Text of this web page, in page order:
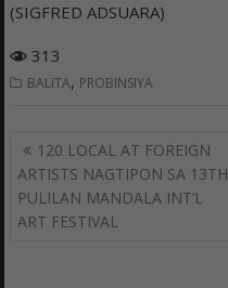
(SIGFRED ADSUARA)
313
BALITA, PROBINSIYA
Post
navigation
120 LOCAL AT FOREIGN
ARTISTS NAGTIPON SA 13TH
PULILAN MANDALA INT’L
ART FESTIVAL